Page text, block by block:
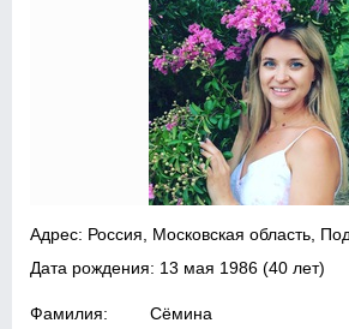
Адрес: Россия, Московская область,
Дата рождения: 13 мая 1986 (40 лет)
Фамилия: Сёмина